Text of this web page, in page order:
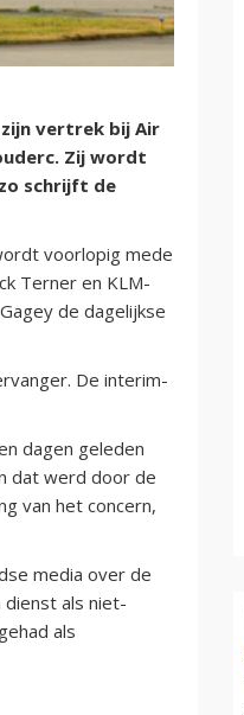
zijn vertrek bij Air
Zij wordt
schrijft de
voorlopig mede
Terner en KLM-
de dagelijkse
De interim-
dagen geleden
dat werd door de
van het concern,
media over de
dienst als niet-
als